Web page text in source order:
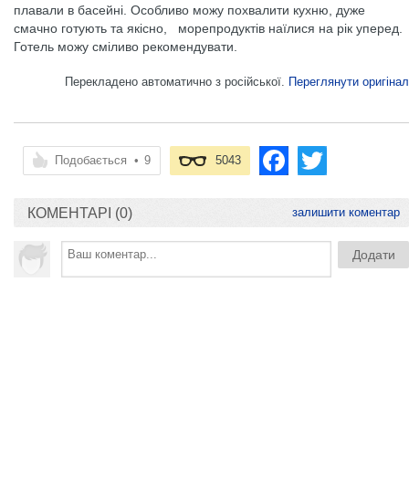
плавали в басейні. Особливо можу похвалити кухню, дуже
смачно готують та якісно, ​ ​ морепродуктів наїлися на рік уперед.
Готель можу сміливо рекомендувати.
Перекладено автоматично з російської. Переглянути оригінал
Подобається • 9 5043
КОМЕНТАРІ (0) залишити коментар